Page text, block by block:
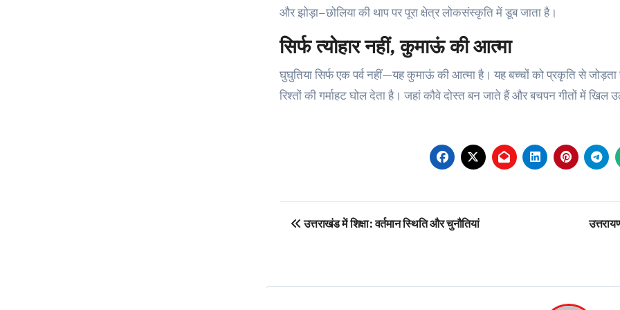
और झोड़ा–छोलिया की थाप पर पूरा क्षेत्र लोकसंस्कृति में डूब जाता है।
सिर्फ त्योहार नहीं, कुमाऊं की आत्मा
घुघुतिया सिर्फ एक पर्व नहीं—यह कुमाऊं की आत्मा है। यह बच्चों को प्रकृति से
रिश्तों की गर्माहट घोल देता है। जहां कौवे दोस्त बन जाते हैं और बचपन गीतों में खिल
Post
उत्तराखंड में शिक्षा: वर्तमान स्थिति और चुनौतियां